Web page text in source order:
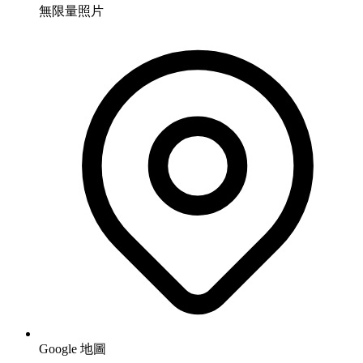
無限量照片
Google 地圖